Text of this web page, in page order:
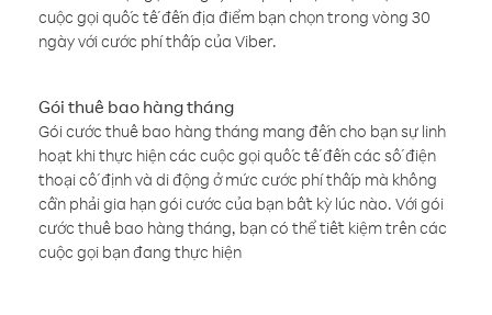
cuộc gọi quốc tế đến địa điểm bạn chọn trong vòng 30
ngày với cước phí thấp của Viber.
Gói thuê bao hàng tháng
Gói cước thuê bao hàng tháng mang đến cho bạn sự linh
hoạt khi thực hiện các cuộc gọi quốc tế đến các số điện
thoại cố định và di động ở mức cước phí thấp mà không
cần phải gia hạn gói cước của bạn bất kỳ lúc nào. Với gói
cước thuê bao hàng tháng, bạn có thể tiết kiệm trên các
cuộc gọi bạn đang thực hiện